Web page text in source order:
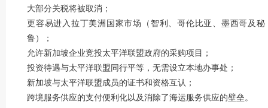
大部分关税将被取消；
更容易进入拉丁美洲国家市场（智利、哥伦比亚、墨西哥及秘
鲁）；
允许新加坡企业竞投太平洋联盟政府的采购项目；
投资待遇与太平洋联盟同行平等，无需设立本地办事处；
新加坡与太平洋联盟成员的证书和资格互认；
跨境服务供应的支付便利化以及消除了海运服务供应的壁垒。